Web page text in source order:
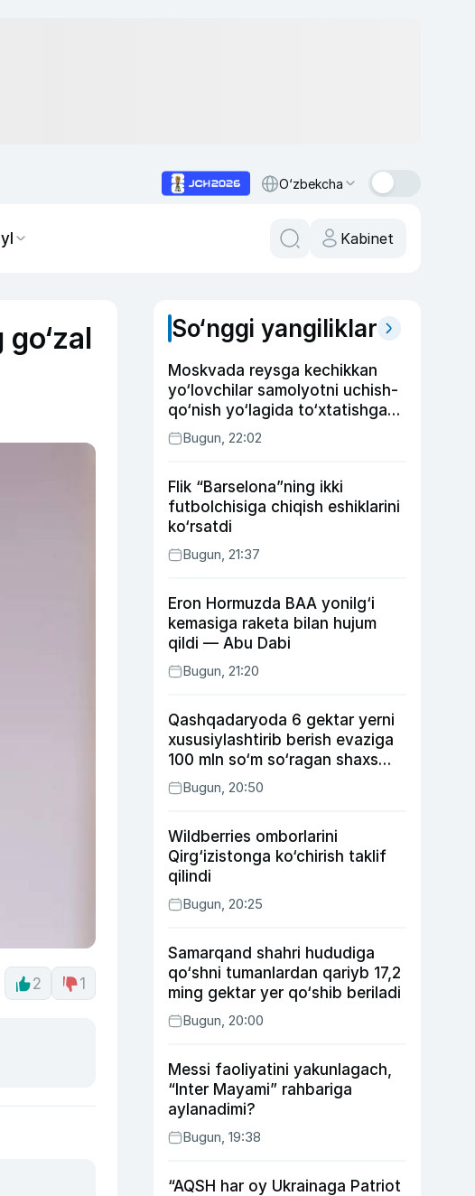
O‘zbekcha
Kabinet
2 1
So‘nggi yangiliklar
Moskvada reysga kechikkan
yo‘lovchilar samolyotni uchish-
qo‘nish yo‘lagida to‘xtatishga
urindi (video)
Bugun, 22:02
Flik “Barselona”ning ikki
futbolchisiga chiqish eshiklarini
ko‘rsatdi
Bugun, 21:37
Eron Hormuzda BAA yonilg‘i
kemasiga raketa bilan hujum
qildi — Abu Dabi
Bugun, 21:20
Qashqadaryoda 6 gektar yerni
xususiylashtirib berish evaziga
100 mln so‘m so‘ragan shaxs
ushlandi
Bugun, 20:50
Wildberries omborlarini
Qirg‘izistonga ko‘chirish taklif
qilindi
Bugun, 20:25
Samarqand shahri hududiga
qo‘shni tumanlardan qariyb 17,2
ming gektar yer qo‘shib beriladi
Bugun, 20:00
Messi faoliyatini yakunlagach,
“Inter Mayami” rahbariga
aylanadimi?
Bugun, 19:38
“AQSH har oy Ukrainaga Patriot